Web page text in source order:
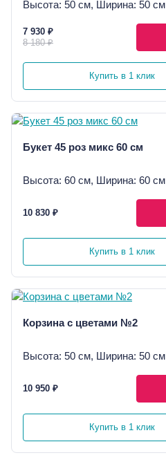
Высота: 50 см, Ширина: 50 см
7 930 ₽
8 180 ₽
Купить в 1 клик
Букет 45 роз микс 60 см
Высота: 60 см, Ширина: 60 см
10 830 ₽
Купить в 1 клик
Корзина с цветами №2
Высота: 50 см, Ширина: 50 см
10 950 ₽
Купить в 1 клик